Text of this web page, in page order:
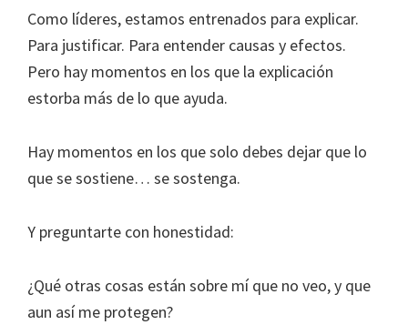
Como líderes, estamos entrenados para explicar.
Para justificar. Para entender causas y efectos.
Pero hay momentos en los que la explicación
estorba más de lo que ayuda.
Hay momentos en los que solo debes dejar que lo
que se sostiene… se sostenga.
Y preguntarte con honestidad:
¿Qué otras cosas están sobre mí que no veo, y que
aun así me protegen?